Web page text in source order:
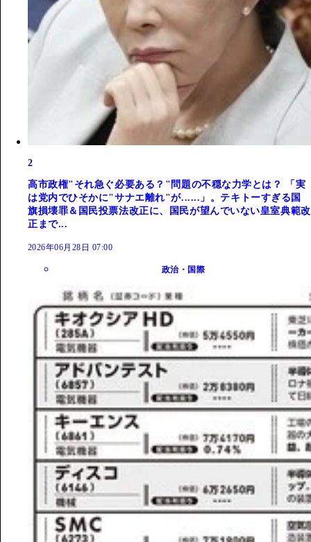
2
高市政権"それ急ぐ必要ある？"問題の不穏な力学とは？ 「実
は党内でひそかに"サナエ離れ"が......」。テキトーすぎる国
旗損壊罪＆国民投票法改正に、国民が望んでいない皇室典範改
正まで...
2026年06月28日 07:00
政治・国際